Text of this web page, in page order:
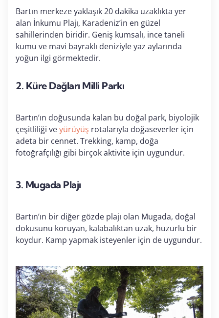
Bartın merkeze yaklaşık 20 dakika uzaklıkta yer
alan İnkumu Plajı, Karadeniz’in en güzel
sahillerinden biridir. Geniş kumsalı, ince taneli
kumu ve mavi bayraklı deniziyle yaz aylarında
yoğun ilgi görmektedir.
2. Küre Dağları Milli Parkı
Bartın’ın doğusunda kalan bu doğal park, biyolojik
çeşitliliği veyürüyüş rotalarıyla doğaseverler için
adeta bir cennet. Trekking, kamp, doğa
fotoğrafçılığı gibi birçok aktivite için uygundur.
3. Mugada Plajı
Bartın’ın bir diğer gözde plajı olan Mugada, doğal
dokusunu koruyan, kalabalıktan uzak, huzurlu bir
koydur. Kamp yapmak isteyenler için de uygundur.